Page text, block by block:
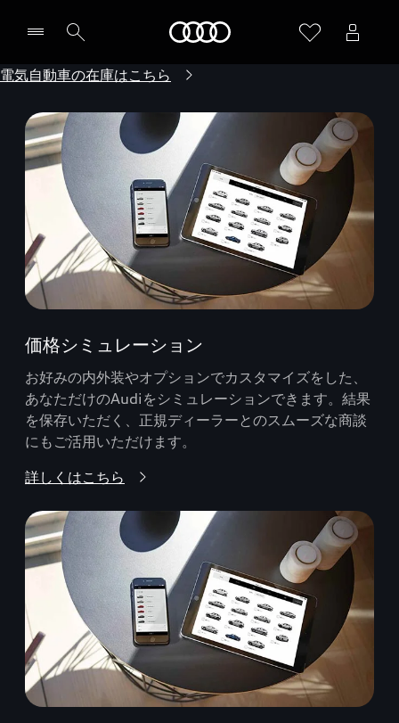
電気自動車の在庫はこちら
価格シミュレーション
お好みの内外装やオプションでカスタマイズをした、
あなただけのAudiをシミュレーションできます。結果
を保存いただく、正規ディーラーとのスムーズな商談
にもご活用いただけます。
詳しくはこちら